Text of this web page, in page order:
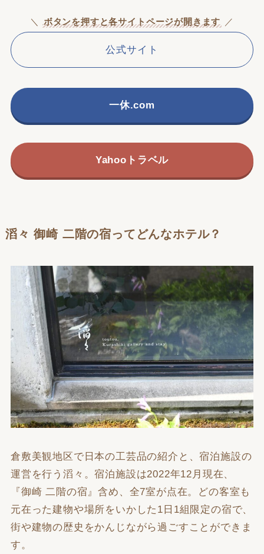
＼ ボタンを押すと各サイトページが開きます ／
公式サイト
一休.com
Yahooトラベル
滔々 御崎 二階の宿ってどんなホテル？
倉敷美観地区で日本の工芸品の紹介と、宿泊施設の
運営を行う滔々。宿泊施設は2022年12月現在、
『御崎 二階の宿』含め、全7室が点在。どの客室も
元在った建物や場所をいかした1日1組限定の宿で、
街や建物の歴史をかんじながら過ごすことができま
す。